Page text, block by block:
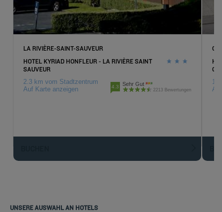
LA RIVIÈRE-SAINT-SAUVEUR
HOTEL KYRIAD HONFLEUR - LA RIVIÈRE SAINT
SAUVEUR
2.3 km vom Stadtzentrum
Auf Karte anzeigen
4.3 Sehr Gut
2213 Bewertungen
10
UNSERE AUSWAHL AN HOTELS